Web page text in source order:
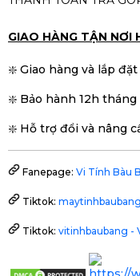
GIAO HÀNG TẬN NƠI
❇️ Giao hàng và lắp
❇️ Bảo hành 12h tháng
❇️ Hỗ trợ đổi và nâng
Fanepage: Vi Tính Bàu
Tiktok:
Tiktok: vitinhbaubang -